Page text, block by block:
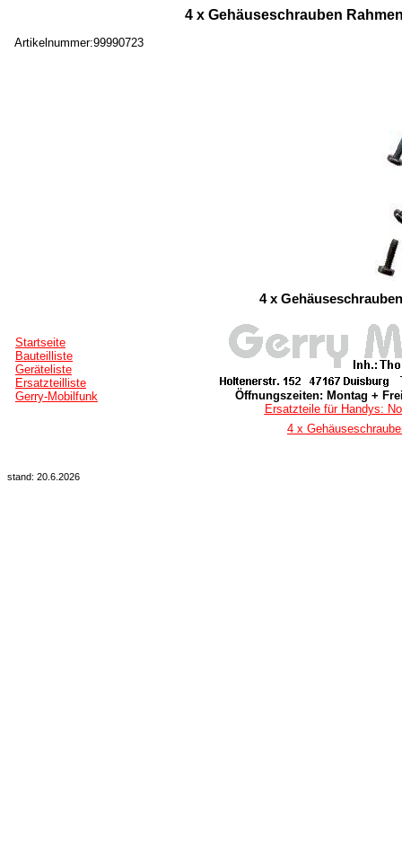
4 x Gehäuseschrauben
Artikelnummer:99990723
4 x
Startseite
Bauteilliste
Geräteliste
Ersatzteilliste
Gerry-Mobilfunk
Öffnungszeiten: Montag +
Ersatzteile für Handys:
4 x
stand: 20.6.2026